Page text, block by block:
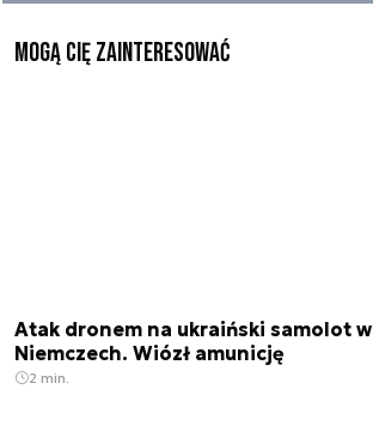
Mogą Cię zainteresować
Atak dronem na ukraiński samolot w
Niemczech. Wiózł amunicję
2 min.